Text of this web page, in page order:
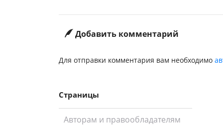
Добавить комментарий
Для отправки комментария вам необходимо
Страницы
Авторам и правообладателям